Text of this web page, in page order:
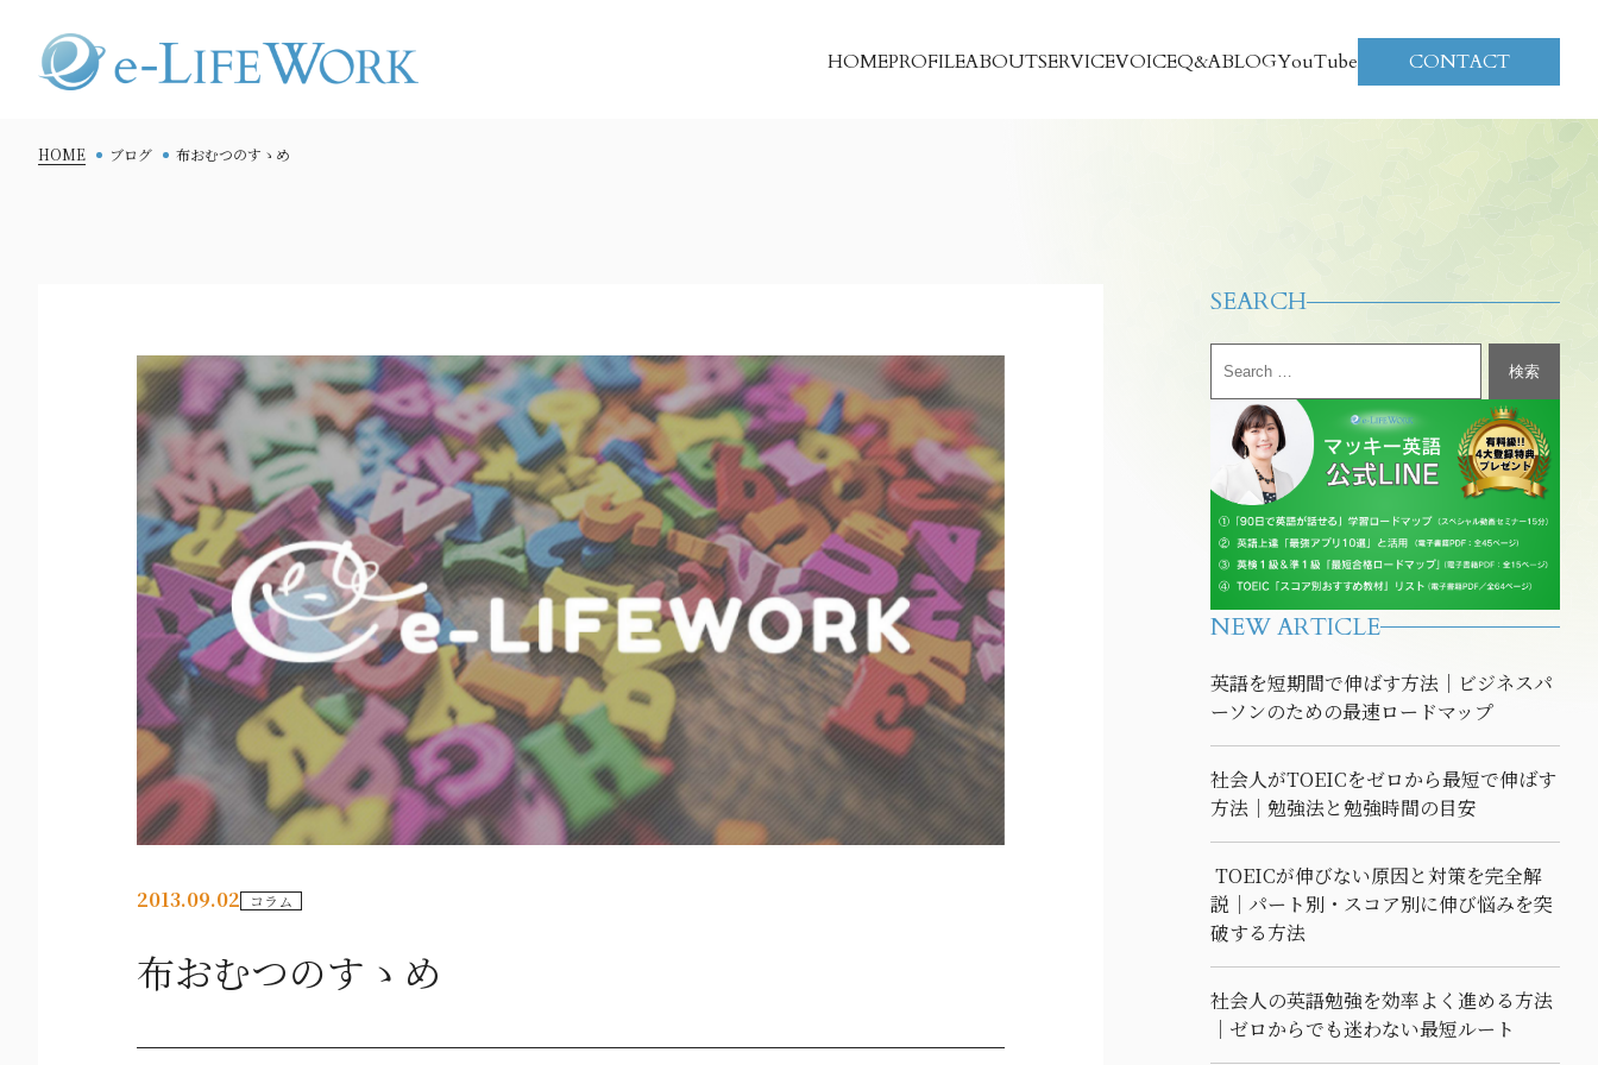
HOMEPROFILEABOUTSERVICEVOICEQ&ABLOGYouTube CONTACT
HOME ブログ 布おむつのすゝめ
2013.09.02 コラム
布おむつのすゝめ
SEARCH
NEW ARTICLE
英語を短期間で伸ばす方法｜ビジネスパ
ーソンのための最速ロードマップ
社会人がTOEICをゼロから最短で伸ばす
方法｜勉強法と勉強時間の目安
TOEICが伸びない原因と対策を完全解
説｜パート別・スコア別に伸び悩みを突
破する方法
社会人の英語勉強を効率よく進める方法
｜ゼロからでも迷わない最短ルート